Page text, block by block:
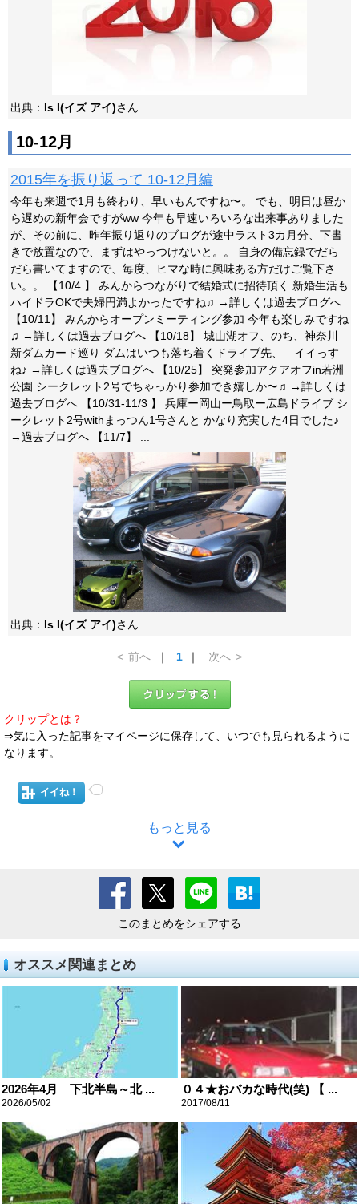
出典： Is I(イズ アイ)さん
10-12月
2015年を振り返って 10-12月編
今年も来週で1月も終わり、早いもんですね〜。 でも、明日は昼か
ら遅めの新年会ですがww 今年も早速いろいろな出来事ありました
が、その前に、昨年振り返りのブログが途中ラスト3カ月分、下書
きで放置なので、まずはやっつけないと。。 自身の備忘録でだら
だら書いてますので、毎度、ヒマな時に興味ある方だけご覧下さ
い。。 【10/4 】 みんからつながりで結婚式に招待頂く 新婚生活も
ハイドラOKで夫婦円満よかったですね♫ →詳しくは過去ブログへ
【10/11】 みんからオープンミーティング参加 今年も楽しみですね
♫ →詳しくは過去ブログへ 【10/18】 城山湖オフ、のち、神奈川
新ダムカード巡り ダムはいつも落ち着くドライブ先、 イイっす
ね♪ →詳しくは過去ブログへ 【10/25】 突発参加アクアオフin若洲
公園 シークレット2号でちゃっかり参加でき嬉しか〜♫ →詳しくは
過去ブログへ 【10/31-11/3 】 兵庫ー岡山ー鳥取ー広島ドライブ シ
ークレット2号withまっつん1号さんと かなり充実した4日でした♪
→過去ブログへ 【11/7】 ...
出典： Is I(イズ アイ)さん
< 前へ ｜ 1 ｜ 次へ >
クリップとは？
⇒気に入った記事をマイページに保存して、いつでも見られるように
なります。
イイね！
もっと見る
このまとめをシェアする
オススメ関連まとめ
2026年4月 下北半島～北 ...
2026/05/02
０４★おバカな時代(笑) 【 ...
2017/08/11